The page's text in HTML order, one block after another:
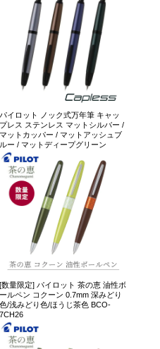
パイロット ノック式万年筆 キャッ
プレス ステンレス マットシルバー /
マットカッパー / マットアッシュブ
ルー / マットディープグリーン
[数量限定] パイロット 茶の恵 油性ボ
ールペン コクーン 0.7mm 深みどり
色/浅みどり色/ほうじ茶色 BCO-
7CH26